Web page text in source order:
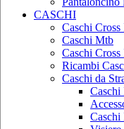
CASCHI
Caschi Cross
Caschi Mtb
Caschi
Ricambi
Caschi da
Caschi
Caschi